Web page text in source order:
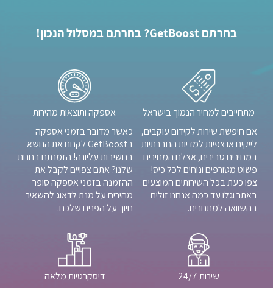
בחרתם GetBoost? בחרתם במסלול הנכון!
מתחייבים למחיר הנמוך בישראל
אם חיפשת שירות לקידום עוקבים,
לייקים או צפיות למדיות החברתיות
במחירים סבירים, אצלנו המחירים
פשוט מטורפים ונוחים לכל כיס!
צפו כעת בכל השירותים המוצעים
באתר וגלו עד כמה אנחנו זולים
בהשוואה למתחרים.
אספקה ותוצאות מהירות
כאשר מדובר בזמני אספקה
בGetBoost לקחנו את הנושא
בחשיבות עליונה! הזמנתם בחנות
שלנו? אתם צפויים לקבל את
ההזמנה בזמני אספקה סופר
מהירים על מנת לדאוג להשאיר
חיוך על הפנים שלכם.
שירות 24/7
דיסקרטיות מלאה